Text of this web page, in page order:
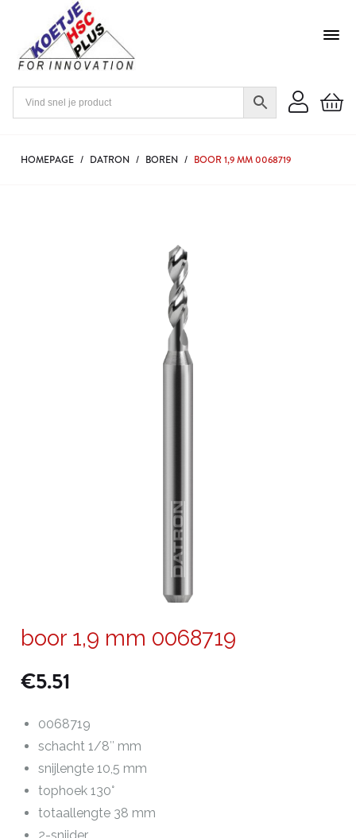
HOMEPAGE / DATRON / BOREN / BOOR 1,9 MM 0068719
boor 1,9 mm 0068719
€5.51
0068719
schacht 1/8″ mm
snijlengte 10,5 mm
tophoek 130°
totaallengte 38 mm